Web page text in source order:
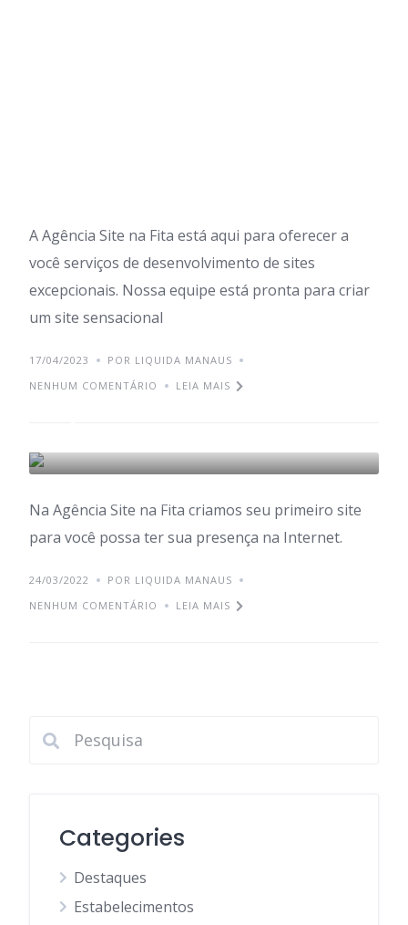
A Agência Site na Fita está aqui para oferecer a
você serviços de desenvolvimento de sites
excepcionais. Nossa equipe está pronta para criar
um site sensacional
17/04/2023
POR LIQUIDA MANAUS
NENHUM COMENTÁRIO
LEIA MAIS
Na Agência Site na Fita criamos seu primeiro site
para você possa ter sua presença na Internet.
24/03/2022
POR LIQUIDA MANAUS
NENHUM COMENTÁRIO
LEIA MAIS
Categories
Destaques
Estabelecimentos